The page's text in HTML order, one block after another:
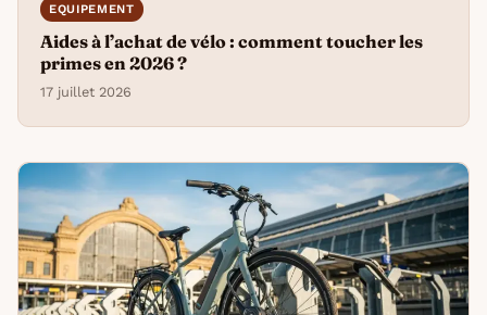
EQUIPEMENT
Aides à l’achat de vélo : comment toucher les
primes en 2026 ?
17 juillet 2026